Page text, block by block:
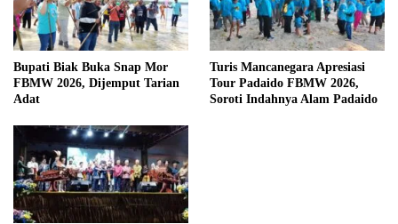
Bupati Biak Buka Snap Mor
FBMW 2026, Dijemput Tarian
Adat
Turis Mancanegara Apresiasi
Tour Padaido FBMW 2026,
Soroti Indahnya Alam Padaido